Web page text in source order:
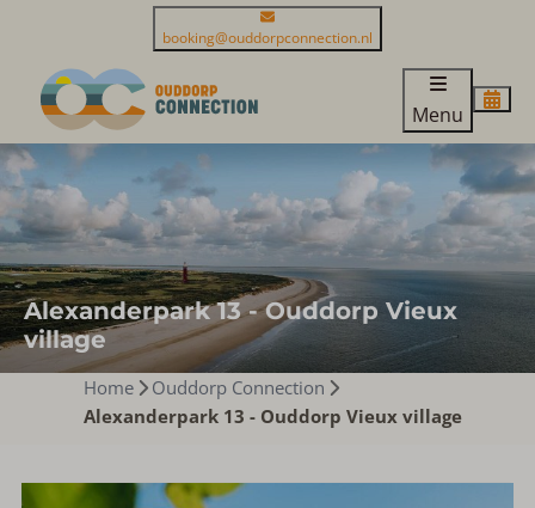
booking@ouddorpconnection.nl
Menu
Alexanderpark 13 - Ouddorp Vieux
village
Home
Ouddorp Connection
Alexanderpark 13 - Ouddorp Vieux village